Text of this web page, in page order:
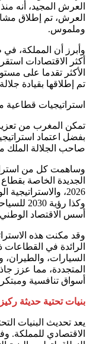
العرش المجيد، أنه
العرش، تم إطلاق
وملموس.
وأبرز أن المملكة،
أكثر الاقتصادات
الأكثر تقدما على
تم إطلاقها بقيادة
استراتيجيات
تمكن المغرب من
بفضل اعتماد
صاحب الجلالة
وساهمت كل من
2026،
وكذا
أسس الاقتصاد
وقد مكنت هذه
الرائدة في القطاعات
السيارات،
المتجددة، مما عزز
أسواق تنافسية
بنيات تحتية حديثة
يعد تحديث البنيات
الاقتصادي للمملكة.